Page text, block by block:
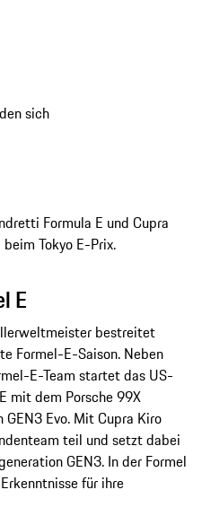
sich
Formula E und Cupra
Tokyo E-Prix.
E
bestreitet
Formel-E-Saison. Neben
E-Team startet das US-
mit dem Porsche 99X
Evo. Mit Cupra Kiro
teil und setzt dabei
GEN3. In der Formel
für ihre